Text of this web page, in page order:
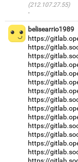
(212.107.27.55)
·
belisearrio1989
https://
https://
https://
https://
https://
https://
https://
https://
https://
https://
https://
https://
https://
https://
https://